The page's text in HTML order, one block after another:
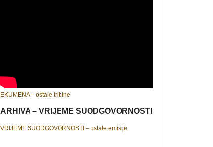
EKUMENA – ostale tribine
ARHIVA – VRIJEME SUODGOVORNOSTI
VRIJEME SUODGOVORNOSTI – ostale emisije